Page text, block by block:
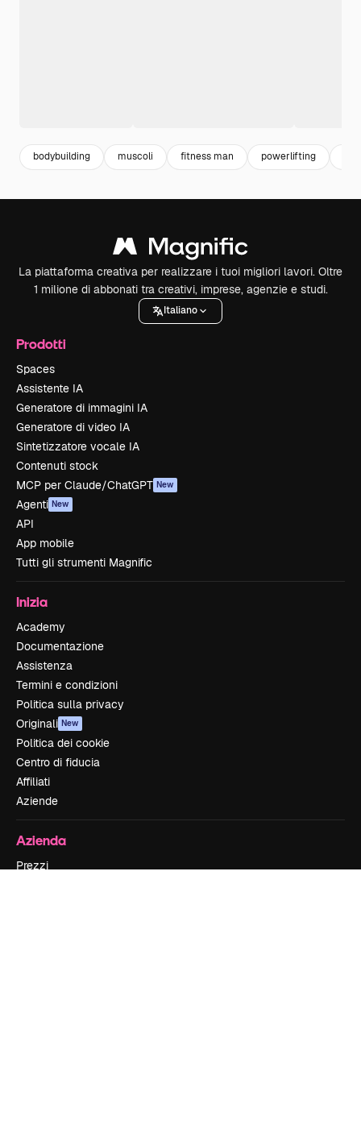
bodybuilding muscoli fitness man powerlifting
La piattaforma creativa per realizzare i tuoi migliori lavori. Oltre
1 milione di abbonati tra creativi, imprese, agenzie e studi.
Italiano
Prodotti
Spaces
Assistente IA
Generatore di immagini IA
Generatore di video IA
Sintetizzatore vocale IA
Contenuti stock
MCP per Claude/ChatGPT New
Agenti New
API
App mobile
Tutti gli strumenti Magnific
Inizia
Academy
Documentazione
Assistenza
Termini e condizioni
Politica sulla privacy
Originali New
Politica dei cookie
Centro di fiducia
Affiliati
Aziende
Azienda
Prezzi